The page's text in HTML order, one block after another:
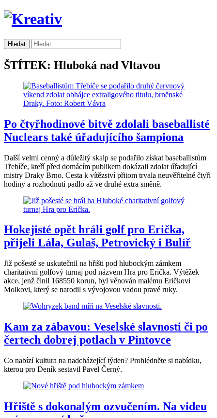
ŠTÍTEK: Hluboká nad Vltavou
Po čtyřhodinové bitvě zdolali baseballisté
Nuclears také úřadujícího šampiona
Další velmi cenný a důležitý skalp se podařilo získat baseballistům
Třebíče, kteří před domácím publikem dokázali zdolat úřadující
mistry Draky Brno. Cesta k vítězství přitom trvala neuvěřitelné čtyři
hodiny a rozhodnutí padlo až ve druhé extra směně.
Hokejisté opět hráli golf pro Erička,
přijeli Lála, Gulaš, Petrovický i Bulíř
Již pošesté se uskutečnil na hřišti pod hlubockým zámkem
charitativní golfový turnaj pod názvem Hra pro Erička. Výtěžek
akce, jenž činil 168550 korun, byl věnován malému Eričkovi
Molkovi, který se narodil s vývojovou vadou pravé ruky.
Kam za zábavou: Veselské slavnosti či po
čertech dobrej potlach v Pintovce
Co nabízí kultura na nadcházející týden? Prohlédněte si nabídku,
kterou pro Deník sestavil Pavel Černý.
Hřiště s dokonalým ozvučením. Na videu